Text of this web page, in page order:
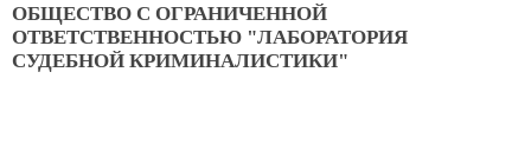
ОБЩЕСТВО С ОГРАНИЧЕННОЙ
ОТВЕТСТВЕННОСТЬЮ "ЛАБОРАТОРИЯ
СУДЕБНОЙ КРИМИНАЛИСТИКИ"